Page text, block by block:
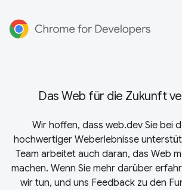
Das Web für die Zukunft
Wir hoffen, dass web.dev Sie bei
hochwertiger Weberlebnisse
Team arbeitet auch daran, das Web
machen. Wenn Sie mehr darüber
wir tun, und uns Feedback zu den